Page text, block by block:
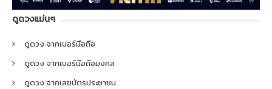
ดูดวงแม่นๆ
ดูดวง จากเบอร์มือถือ
ดูดวง จากเบอร์มือถือมงคล
ดูดวง จากเลขบัตรประชาชน